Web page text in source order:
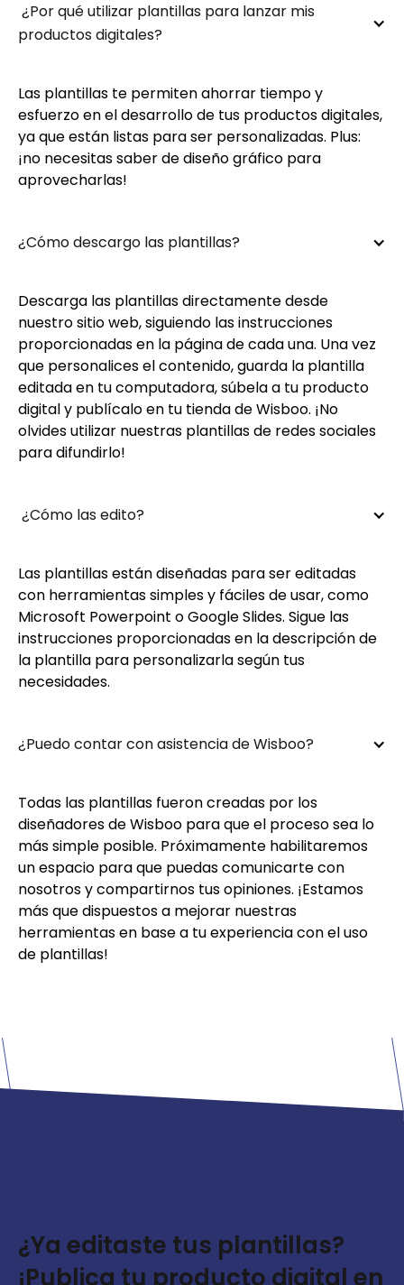
¿Por qué utilizar plantillas para lanzar mis
productos digitales?
Las plantillas te permiten ahorrar tiempo y
esfuerzo en el desarrollo de tus productos digitales,
ya que están listas para ser personalizadas. Plus:
¡no necesitas saber de diseño gráfico para
aprovecharlas!
¿Cómo descargo las plantillas?
Descarga las plantillas directamente desde
nuestro sitio web, siguiendo las instrucciones
proporcionadas en la página de cada una. Una vez
que personalices el contenido, guarda la plantilla
editada en tu computadora, súbela a tu producto
digital y publícalo en tu tienda de Wisboo. ¡No
olvides utilizar nuestras plantillas de redes sociales
para difundirlo!
¿Cómo las edito?
Las plantillas están diseñadas para ser editadas
con herramientas simples y fáciles de usar, como
Microsoft Powerpoint o Google Slides. Sigue las
instrucciones proporcionadas en la descripción de
la plantilla para personalizarla según tus
necesidades.
¿Puedo contar con asistencia de Wisboo?
Todas las plantillas fueron creadas por los
diseñadores de Wisboo para que el proceso sea lo
más simple posible. Próximamente habilitaremos
un espacio para que puedas comunicarte con
nosotros y compartirnos tus opiniones. ¡Estamos
más que dispuestos a mejorar nuestras
herramientas en base a tu experiencia con el uso
de plantillas!
¿Ya editaste tus plantillas?
¡Publica tu producto digital en